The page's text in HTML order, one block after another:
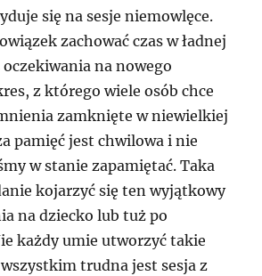
się na sesje niemowlęce.
zachować czas w ładnej
na nowego
z którego wiele osób chce
zamknięte w niewielkiej
pamięć jest chwilowa i nie
w stanie zapamiętać. Taka
kojarzyć się ten wyjątkowy
na dziecko lub tuż po
każdy umie utworzyć takie
trudna jest sesja z